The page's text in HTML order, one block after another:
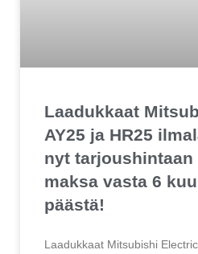
Laadukkaat
AY25 ja HR25
nyt tarjoushintaan
maksa vasta 6
päästä!
Laadukkaat Mitsubishi